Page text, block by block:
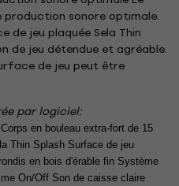
sonore optimale.
de jeu plaquée Sela Thin
de jeu détendue et agréable.
de jeu peut être
par logiciel:
en bouleau extra-fort de 15
Thin Splash Surface de jeu
en bois d'érable fin Système
On/Off Son de caisse claire